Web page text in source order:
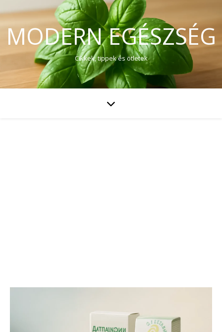
MODERN EGÉSZSÉG
Cikkek, tippek és ötletek